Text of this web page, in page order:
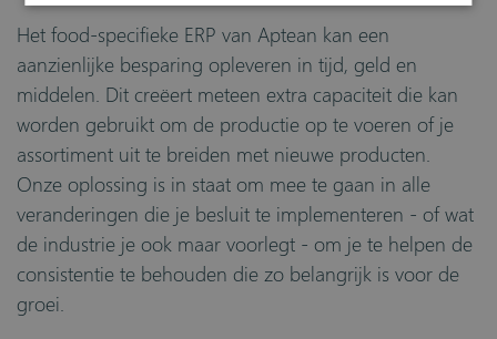
Het food-specifieke ERP van Aptean kan een
aanzienlijke besparing opleveren in tijd, geld en
middelen. Dit creëert meteen extra capaciteit die kan
worden gebruikt om de productie op te voeren of je
assortiment uit te breiden met nieuwe producten.
Onze oplossing is in staat om mee te gaan in alle
veranderingen die je besluit te implementeren - of wat
de industrie je ook maar voorlegt - om je te helpen de
consistentie te behouden die zo belangrijk is voor de
groei.